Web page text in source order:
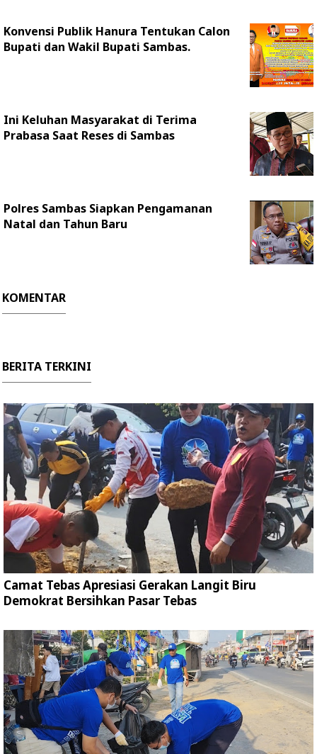
Konvensi Publik Hanura Tentukan Calon
Bupati dan Wakil Bupati Sambas.
Ini Keluhan Masyarakat di Terima
Prabasa Saat Reses di Sambas
Polres Sambas Siapkan Pengamanan
Natal dan Tahun Baru
KOMENTAR
BERITA TERKINI
Camat Tebas Apresiasi Gerakan Langit Biru
Demokrat Bersihkan Pasar Tebas